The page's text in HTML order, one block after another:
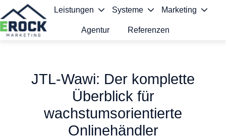
Leistungen Systeme Marketing
Agentur Referenzen
JTL-Wawi: Der komplette
Überblick für
wachstumsorientierte
Onlinehändler